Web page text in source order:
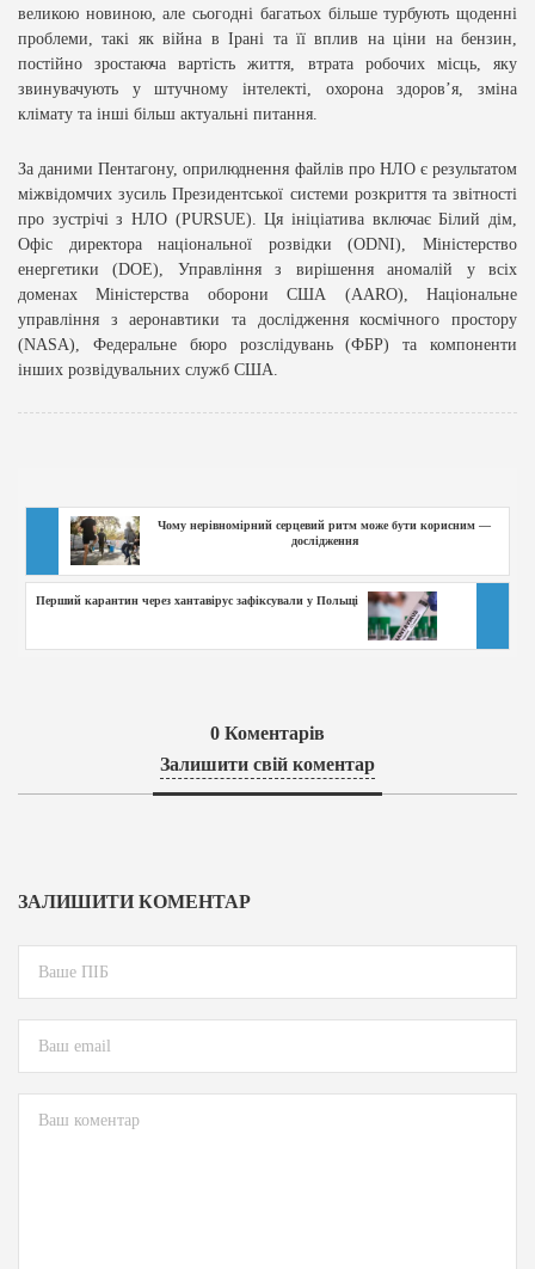
великою новиною, але сьогодні багатьох більше турбують щоденні
проблеми, такі як війна в Ірані та її вплив на ціни на бензин,
постійно зростаюча вартість життя, втрата робочих місць, яку
звинувачують у штучному інтелекті, охорона здоров’я, зміна
клімату та інші більш актуальні питання.
За даними Пентагону, оприлюднення файлів про НЛО є результатом
міжвідомчих зусиль Президентської системи розкриття та звітності
про зустрічі з НЛО (PURSUE). Ця ініціатива включає Білий дім,
Офіс директора національної розвідки (ODNI), Міністерство
енергетики (DOE), Управління з вирішення аномалій у всіх
доменах Міністерства оборони США (AARO), Національне
управління з аеронавтики та дослідження космічного простору
(NASA), Федеральне бюро розслідувань (ФБР) та компоненти
інших розвідувальних служб США.
Чому нерівномірний серцевий ритм може бути корисним —
дослідження
Перший карантин через хантавірус зафіксували у Польщі
0 Коментарів
Залишити свій коментар
ЗАЛИШИТИ КОМЕНТАР